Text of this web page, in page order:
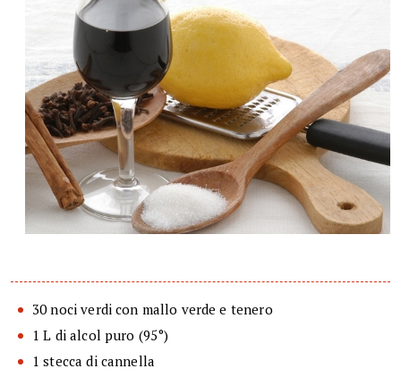
30 noci verdi con mallo verde e tenero
1 L di alcol puro (95°)
1 stecca di cannella